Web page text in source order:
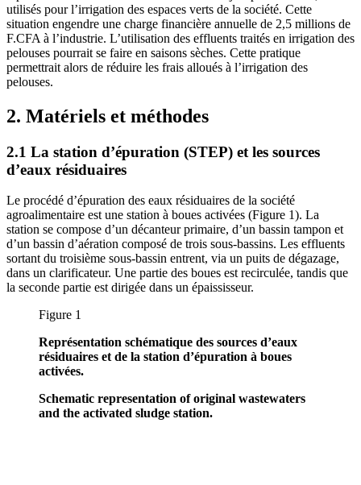
utilisés pour l’irrigation des espaces verts de la société. Cette
situation engendre une charge financière annuelle de 2,5 millions de
F.CFA à l’industrie. L’utilisation des effluents traités en irrigation des
pelouses pourrait se faire en saisons sèches. Cette pratique
permettrait alors de réduire les frais alloués à l’irrigation des
pelouses.
2. Matériels et méthodes
2.1 La station d’épuration (STEP) et les sources
d’eaux résiduaires
Le procédé d’épuration des eaux résiduaires de la société
agroalimentaire est une station à boues activées (Figure 1). La
station se compose d’un décanteur primaire, d’un bassin tampon et
d’un bassin d’aération composé de trois sous‑bassins. Les effluents
sortant du troisième sous‑bassin entrent, via un puits de dégazage,
dans un clarificateur. Une partie des boues est recirculée, tandis que
la seconde partie est dirigée dans un épaississeur.
Figure 1
Représentation schématique des sources d’eaux
résiduaires et de la station d’épuration à boues
activées.
Schematic representation of original wastewaters
and the activated sludge station.